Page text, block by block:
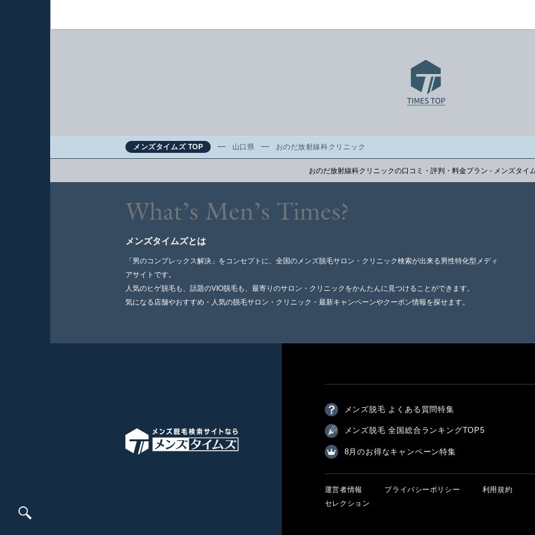
メンズタイムズ TOP 山口県 おのだ放射線科クリニック
おのだ放射線科クリニックの口コミ・評判・料金プラン - メンズタイ
メンズタイムズとは
「男のコンプレックス解決」をコンセプトに、全国のメンズ脱毛サロン・クリニック検索が出来る男性特化型メディ
アサイトです。
人気のヒゲ脱毛も、話題のVIO脱毛も、最寄りのサロン・クリニックをかんたんに見つけることができます。
気になる店舗やおすすめ・人気の脱毛サロン・クリニック・最新キャンペーンやクーポン情報を探せます。
メンズ脱毛 よくある質問特集
メンズ脱毛 全国総合ランキングTOP5
8月のお得なキャンペーン特集
運営者情報 プライバシーポリシー 利用規約
セレクション